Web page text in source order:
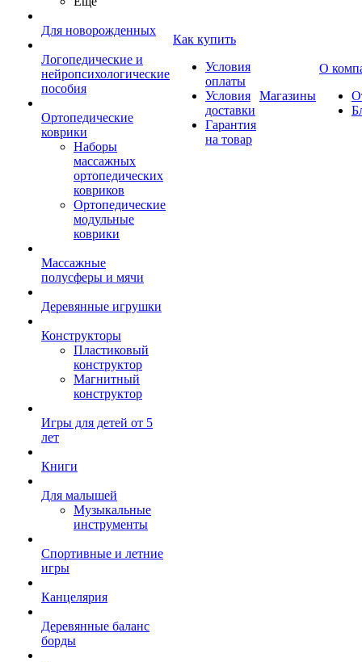
Для новорожденных
Логопедические и
нейропсихологические
пособия
Ортопедические
коврики
Наборы
массажных
ортопедических
ковриков
Ортопедические
модульные
коврики
Массажные
полусферы и мячи
Деревянные игрушки
Конструкторы
Пластиковый
конструктор
Магнитный
конструктор
Игры для детей от 5
лет
Книги
Для малышей
Музыкальные
инструменты
Спортивные и летние
игры
Канцелярия
Деревянные баланс
борды
Как купить
Условия
оплаты
Условия
доставки
Гарантия
на товар
Магазины
О